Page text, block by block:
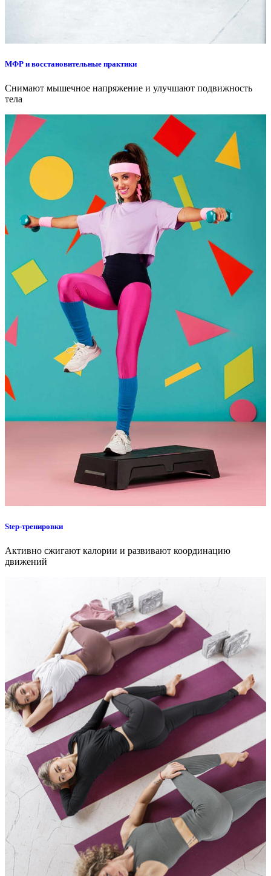
МФР и восстановительные практики
Снимают мышечное напряжение и улучшают подвижность
тела
Step-тренировки
Активно сжигают калории и развивают координацию
движений